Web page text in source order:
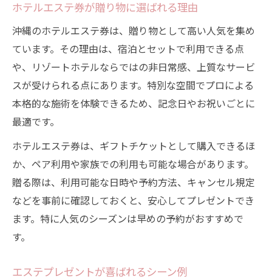
ホテルエステ券が贈り物に選ばれる理由
沖縄のホテルエステ券は、贈り物として高い人気を集め
ています。その理由は、宿泊とセットで利用できる点
や、リゾートホテルならではの非日常感、上質なサービ
スが受けられる点にあります。特別な空間でプロによる
本格的な施術を体験できるため、記念日やお祝いごとに
最適です。
ホテルエステ券は、ギフトチケットとして購入できるほ
か、ペア利用や家族での利用も可能な場合があります。
贈る際は、利用可能な日時や予約方法、キャンセル規定
などを事前に確認しておくと、安心してプレゼントでき
ます。特に人気のシーズンは早めの予約がおすすめで
す。
エステプレゼントが喜ばれるシーン例